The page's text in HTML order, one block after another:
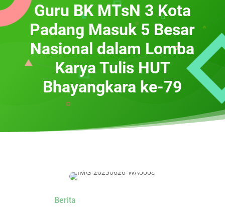
Guru BK MTsN 3 Kota
Padang Masuk 5 Besar
Nasional dalam Lomba
Karya Tulis HUT
Bhayangkara ke-79
Berita